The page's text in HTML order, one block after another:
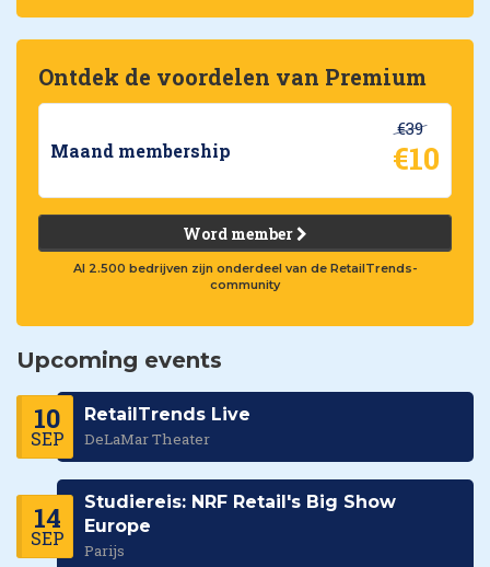
Ontdek de voordelen van Premium
Maand membership
€39
€10
Word member
Al 2.500 bedrijven zijn onderdeel van de RetailTrends-
community
Upcoming events
10
SEP
RetailTrends Live
DeLaMar Theater
14
SEP
Studiereis: NRF Retail's Big Show
Europe
Parijs